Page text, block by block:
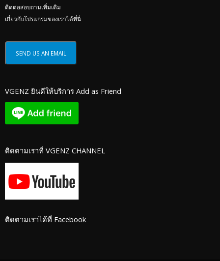
ติดต่อสอบถามเพิ่มเติม
เกี่ยวกับโปรแกรมของเราได้ที่นี่
VGENZ ยินดีให้บริการ Add as Friend
ติดตามเราที่ VGENZ CHANNEL
ติดตามเราได้ที่ Facebook